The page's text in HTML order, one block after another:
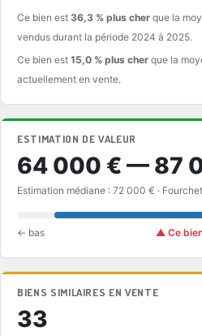
Ce bien est 36,3 % plus cher que la
vendus durant la période 2024 à 2025.
Ce bien est 15,0 % plus cher que la
actuellement en vente.
ESTIMATION DE VALEUR
64 000 € — 87
Estimation médiane : 72 000 € ·
← bas ▲ Ce
BIENS SIMILAIRES EN VENTE
33